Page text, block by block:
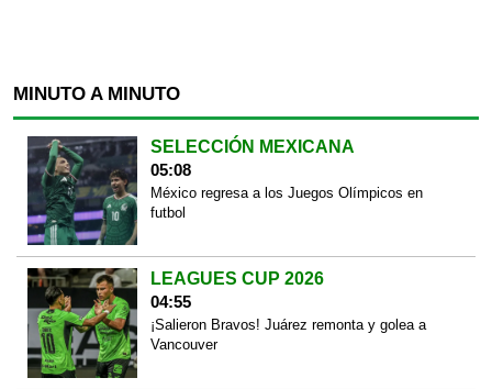
MINUTO A MINUTO
SELECCIÓN MEXICANA
05:08
México regresa a los Juegos Olímpicos en
futbol
LEAGUES CUP 2026
04:55
¡Salieron Bravos! Juárez remonta y golea a
Vancouver